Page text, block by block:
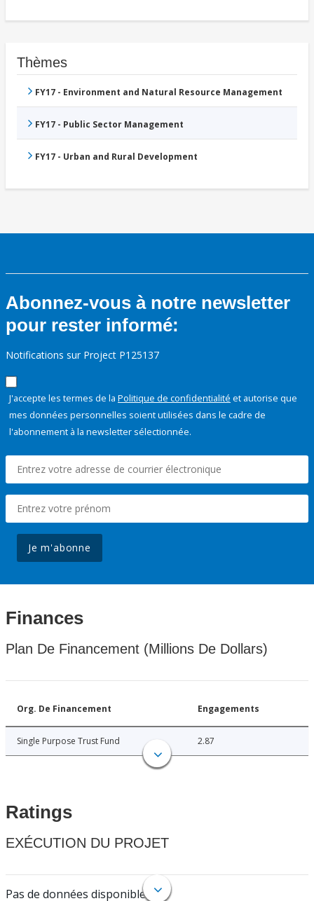
Thèmes
FY17 - Environment and Natural Resource Management
FY17 - Public Sector Management
FY17 - Urban and Rural Development
Abonnez-vous à notre newsletter
pour rester informé:
Notifications sur Project P125137
J'accepte les termes de la Politique de confidentialité et autorise que
mes données personnelles soient utilisées dans le cadre de
l'abonnement à la newsletter sélectionnée.
Je m'abonne
Finances
Plan De Financement (Millions De Dollars)
Org. De Financement Engagements
Single Purpose Trust Fund 2.87
Ratings
EXÉCUTION DU PROJET
Pas de données disponibles.